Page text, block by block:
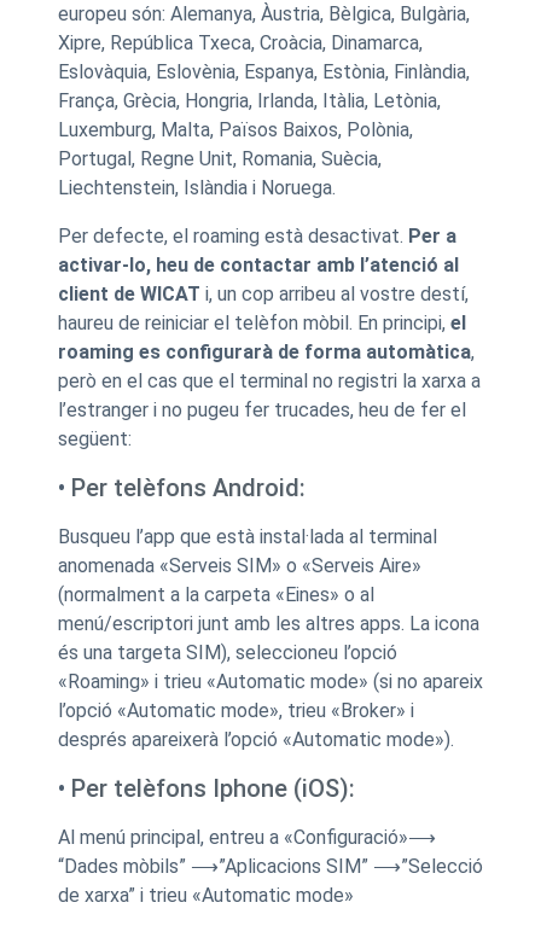
europeu són: Alemanya, Àustria, Bèlgica, Bulgària,
Xipre, República Txeca, Croàcia, Dinamarca,
Eslovàquia, Eslovènia, Espanya, Estònia, Finlàndia,
França, Grècia, Hongria, Irlanda, Itàlia, Letònia,
Luxemburg, Malta, Països Baixos, Polònia,
Portugal, Regne Unit, Romania, Suècia,
Liechtenstein, Islàndia i Noruega.
Per defecte, el roaming està desactivat. Per a
activar-lo, heu de contactar amb l’atenció al
client de WICAT i, un cop arribeu al vostre destí,
haureu de reiniciar el telèfon mòbil. En principi, el
roaming es configurarà de forma automàtica,
però en el cas que el terminal no registri la xarxa a
l’estranger i no pugeu fer trucades, heu de fer el
següent:
• Per telèfons Android:
Busqueu l’app que està instal·lada al terminal
anomenada «Serveis SIM» o «Serveis Aire»
(normalment a la carpeta «Eines» o al
menú/escriptori junt amb les altres apps. La icona
és una targeta SIM), seleccioneu l’opció
«Roaming» i trieu «Automatic mode» (si no apareix
l’opció «Automatic mode», trieu «Broker» i
després apareixerà l’opció «Automatic mode»).
• Per telèfons Iphone (iOS):
Al menú principal, entreu a «Configuració»⟶
“Dades mòbils” ⟶”Aplicacions SIM” ⟶”Selecció
de xarxa” i trieu «Automatic mode»